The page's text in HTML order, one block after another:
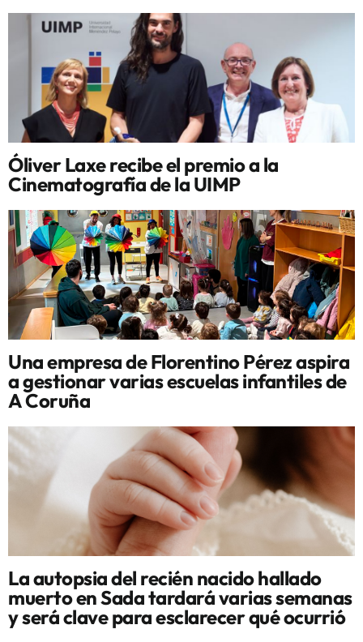
Óliver Laxe recibe el premio a la
Cinematografía de la UIMP
Una empresa de Florentino Pérez aspira
a gestionar varias escuelas infantiles de
A Coruña
La autopsia del recién nacido hallado
muerto en Sada tardará varias semanas
y será clave para esclarecer qué ocurrió